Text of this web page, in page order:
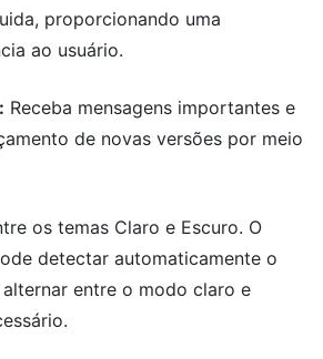
proporcionando uma
ao usuário.
Receba mensagens importantes e
de novas versões por meio
os temas Claro e Escuro. O
detectar automaticamente o
entre o modo claro e